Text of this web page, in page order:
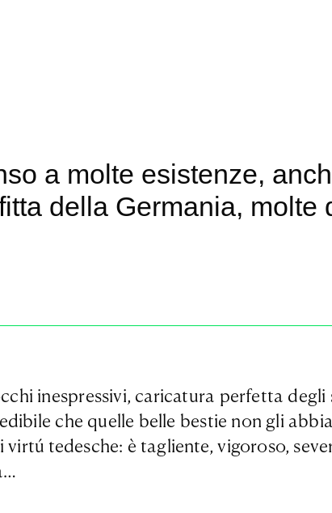
a molte esistenze,
della Germania, molte
inespressivi, caricatura perfetta degli
che quelle belle bestie non gli
tedesche: è tagliente, vigoroso,